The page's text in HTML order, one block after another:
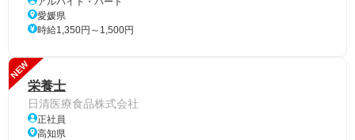
愛媛県
時給1,350円～1,500円
NEW
栄養士
日清医療食品株式会社
正社員
高知県